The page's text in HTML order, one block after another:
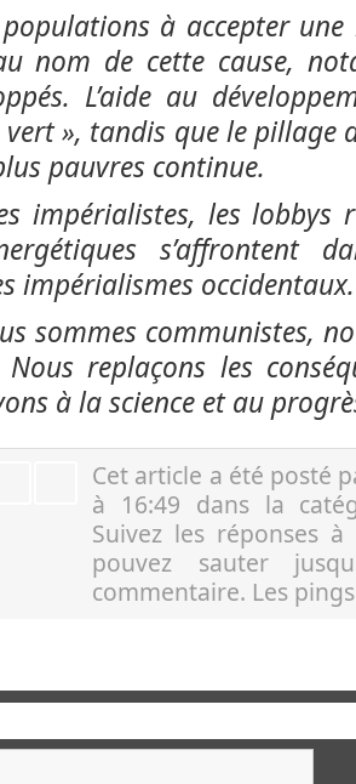
à accepter
nom de cette cause,
L’aide au
», tandis que le pillage
pauvres continue.
impérialistes, les lobbys
s’affrontent
impérialismes
sommes communistes,
Nous replaçons les
à la science et au
Cet article a été posté
à 16:49 dans la
Suivez les réponses
pouvez sauter
commentaire. Les